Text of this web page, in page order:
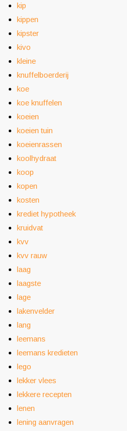
kip
kippen
kipster
kivo
kleine
knuffelboerderij
koe
koe knuffelen
koeien
koeien tuin
koeienrassen
koolhydraat
koop
kopen
kosten
krediet hypotheek
kruidvat
kvv
kvv rauw
laag
laagste
lage
lakenvelder
lang
leemans
leemans kredieten
lego
lekker vlees
lekkere recepten
lenen
lening aanvragen